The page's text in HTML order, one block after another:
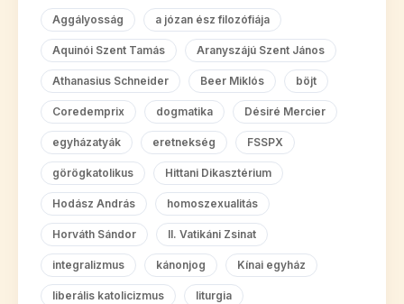
Aggályosság a józan ész filozófiája
Aquinói Szent Tamás Aranyszájú Szent János
Athanasius Schneider Beer Miklós böjt
Coredemprix dogmatika Désiré Mercier
egyházatyák eretnekség FSSPX
görögkatolikus Hittani Dikasztérium
Hodász András homoszexualitás
Horváth Sándor II. Vatikáni Zsinat
integralizmus kánonjog Kínai egyház
liberális katolicizmus liturgia